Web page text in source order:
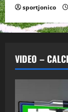
sportjonico
VIDEO –